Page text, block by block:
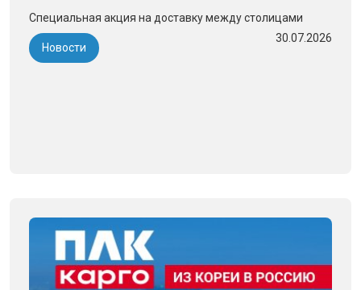
Специальная акция на доставку между столицами
Новости
30.07.2026